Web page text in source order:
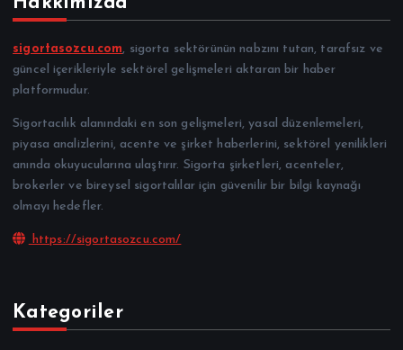
sigortasozcu.com, sigorta sektörünün nabzını tutan, tarafsız ve
güncel içerikleriyle sektörel gelişmeleri aktaran bir haber
platformudur.
Sigortacılık alanındaki en son gelişmeleri, yasal düzenlemeleri,
piyasa analizlerini, acente ve şirket haberlerini, sektörel yenilikleri
anında okuyucularına ulaştırır. Sigorta şirketleri, acenteler,
brokerler ve bireysel sigortalılar için güvenilir bir bilgi kaynağı
olmayı hedefler.
https://sigortasozcu.com/
Kategoriler